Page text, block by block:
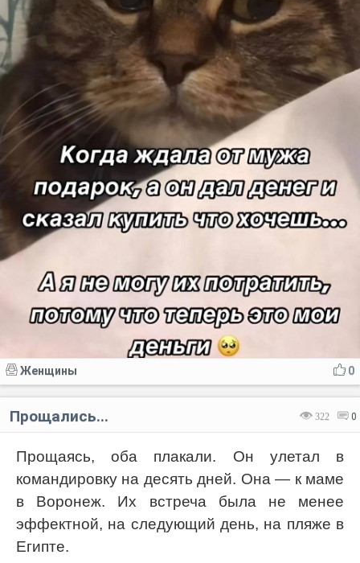
0
Женщины
322 0
Прощались...
Прощаясь, оба плакали. Он улетал в
командировку на десять дней. Она — к маме
в Воронеж. Их встреча была не менее
эффектной, на следующий день, на пляже в
Египте.